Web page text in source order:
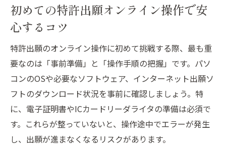
初めての特許出願オンライン操作で安
心するコツ
特許出願のオンライン操作に初めて挑戦する際、最も重
要なのは「事前準備」と「操作手順の把握」です。パソ
コンのOSや必要なソフトウェア、インターネット出願ソ
フトのダウンロード状況を事前に確認しましょう。特
に、電子証明書やICカードリーダライタの準備は必須で
す。これらが整っていないと、操作途中でエラーが発生
し、出願が進まなくなるリスクがあります。